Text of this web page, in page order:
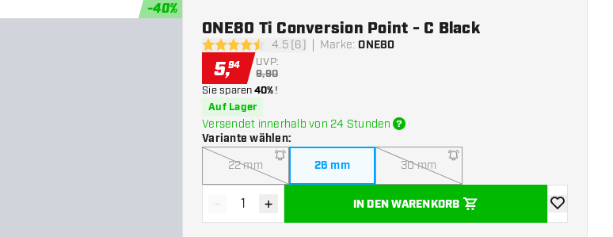
-40%
4.5 Bewertungssterne
4.5 (6) Marke: ONE80
ONE80 Ti Conversion Point - C Black
5,94 UVP:
9,90
Sie sparen40%!
Auf Lager
Versendet innerhalb von 24 Stunden
Variante wählen:
22 mm 26 mm 30 mm
Menge verringern
- Menge erhöhen
+ IN DEN WARENKORB
Zur